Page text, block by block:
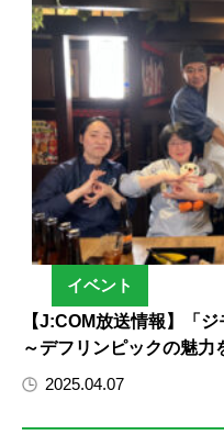
イベント
【J:COM放送情報】「
～デフリンピックの魅力
2025.04.07